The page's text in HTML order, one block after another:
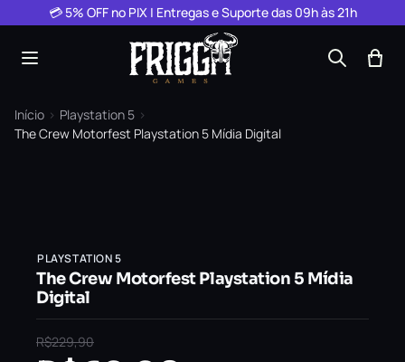
Pular para o conteúdo
💳 5% OFF no PIX | Entregas e Suporte das 09h às 21h
Início › Playstation 5 ›
The Crew Motorfest Playstation 5 Mídia Digital
PLAYSTATION 5
The Crew Motorfest Playstation 5 Mídia
Digital
R$229,90